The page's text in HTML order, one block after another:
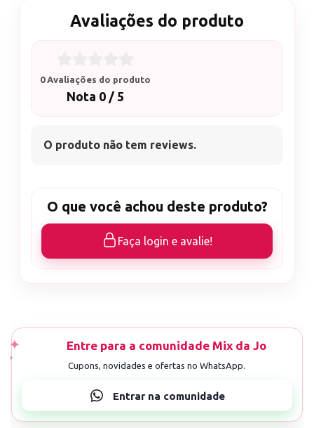
Avaliações do produto
0 Avaliações do produto
Nota 0 / 5
O produto não tem reviews.
O que você achou deste produto?
Faça login e avalie!